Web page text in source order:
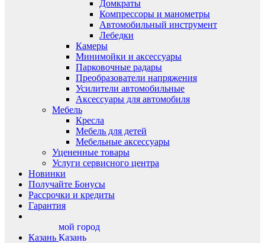
Домкраты
Компрессоры и манометры
Автомобильный инструмент
Лебедки
Камеры
Минимойки и аксессуары
Парковочные радары
Преобразователи напряжения
Усилители автомобильные
Аксессуары для автомобиля
Мебель
Кресла
Мебель для детей
Мебельные аксессуары
Уцененные товары
Услуги сервисного центра
Новинки
Получайте Бонусы
Рассрочки и кредиты
Гарантия
Казань
мой город
Казань